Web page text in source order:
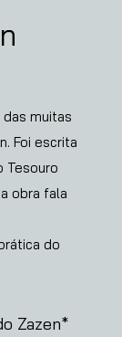
das muitas
Foi escrita
Tesouro
obra fala
do
Zazen*